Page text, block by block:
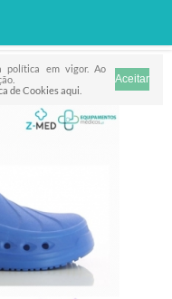
política em vigor. Ao
de Cookies aqui